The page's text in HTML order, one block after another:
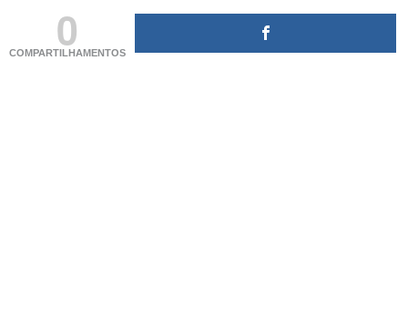
0
COMPARTILHAMENTOS